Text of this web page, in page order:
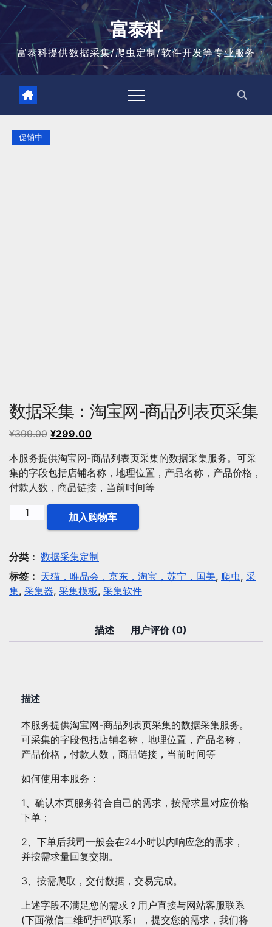
跳
富泰科
富泰科提供数据采集/爬虫定制/软件开发等专业服务
促销中
数据采集：淘宝网-商品列表页采集
¥399.00 原
为：
¥399.00。
¥299.00当
价
格
为：
¥299.00。
本服务提供淘宝网-商品列表页采集的数据采集服务。可采
集的字段包括店铺名称，地理位置，产品名称，产品价格，
付款人数，商品链接，当前时间等
集：
淘
宝
网-
列
加入购物车
分类： 数据采集定制
标签： 天猫，唯品会，京东，淘宝，苏宁，国美, 爬虫, 采
集, 采集器, 采集模板, 采集软件
描述 用户评价 (0)
描述
本服务提供淘宝网-商品列表页采集的数据采集服务。
可采集的字段包括店铺名称，地理位置，产品名称，
产品价格，付款人数，商品链接，当前时间等
如何使用本服务：
1、确认本页服务符合自己的需求，按需求量对应价格
下单；
2、下单后我司一般会在24小时以内响应您的需求，
并按需求量回复交期。
3、按需爬取，交付数据，交易完成。
上述字段不满足您的需求？用户直接与网站客服联系
(下面微信二维码扫码联系），提交您的需求，我们将